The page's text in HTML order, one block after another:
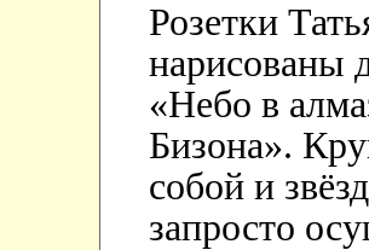
Розетки
нарисованы
«Небо в
Бизона».
собой и
запросто